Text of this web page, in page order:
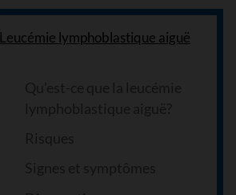
Leucémie lymphoblastique aiguë